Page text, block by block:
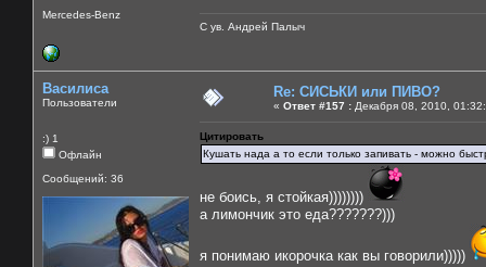
Mercedes-Benz
С ув. Андрей Палыч
Василиса
Пользователи
:) 1
Офлайн
Сообщений: 36
Re: СИСЬКИ или ПИВО?
« Ответ #157 : Декабря 08, 2010,
Цитировать
Кушать нада а то если только запивать - можно
не боись, я стойкая))))))))
а лимончик это еда???????)))
я понимаю икорочка как вы говорили)))))